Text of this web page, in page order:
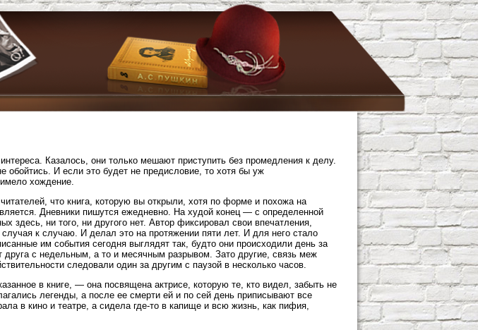
Казалось, они только мешают приступить без промедления к делу.
обойтись. И если это будет не предисловие, то хотя бы уж
хождение.
что книга, которую вы открыли, хотя по форме и похожа на
Дневники пишутся ежедневно. На худой конец — с определенной
здесь, ни того, ни другого нет. Автор фиксировал свои впечатления,
случая к случаю. И делал это на протяжении пяти лет. И для него стало
им события сегодня выглядят так, будто они происходили день за
с недельным, а то и месячным разрывом. Зато другие, связь меж
следовали один за другим с паузой в несколько часов.
в книге, — она посвящена актрисе, которую те, кто видел, забыть не
легенды, а после ее смерти ей и по сей день приписывают все
в кино и театре, а сидела где-то в капище и всю жизнь, как пифия,